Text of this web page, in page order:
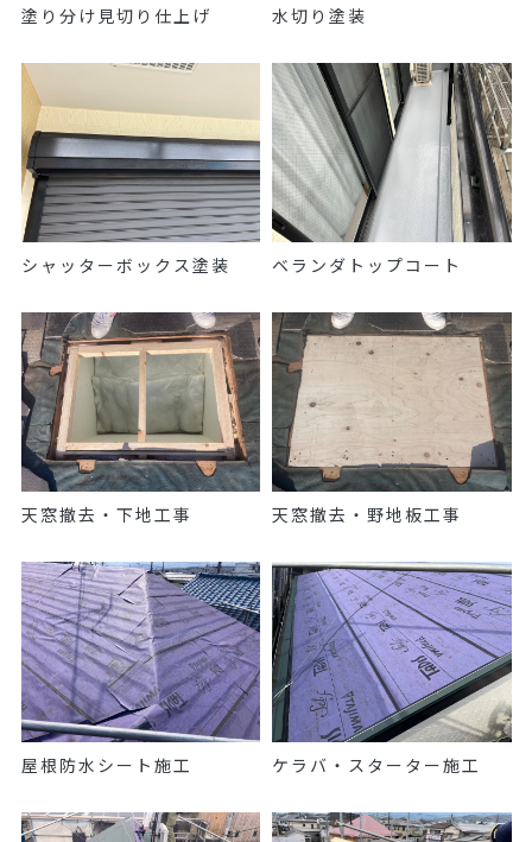
塗り分け見切り仕上げ 水切り塗装
シャッターボックス塗装 ベランダトップコート
天窓撤去・下地工事 天窓撤去・野地板工事
屋根防水シート施工 ケラバ・スターター施工